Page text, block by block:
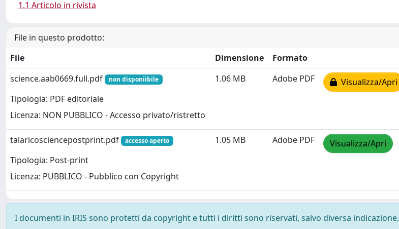
1.1 Articolo in rivista
File in questo prodotto:
File
Dimensione
Formato
science.aab0669.full.pdf
non disponiibile
Tipologia: PDF editoriale
Licenza: NON PUBBLICO - Accesso privato/ristretto
1.06 MB Adobe PDF Visualizza/Apri
talaricosciencepostprint.pdf accesso aperto
Tipologia: Post-print
Licenza: PUBBLICO - Pubblico con Copyright
1.05 MB Adobe PDF Visualizza/Apri
I documenti in IRIS sono protetti da copyright e tutti i diritti sono riservati, salvo diversa indicazione.